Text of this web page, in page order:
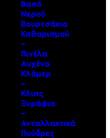
Βαπό
Νερού
Βουρτσάκια
Καθαρισμού
–
Πινέλα
Αυχένα
Κλάμερ
–
Κλιπς
Ξυράφια
–
Ανταλλακτικά
Πούδρες